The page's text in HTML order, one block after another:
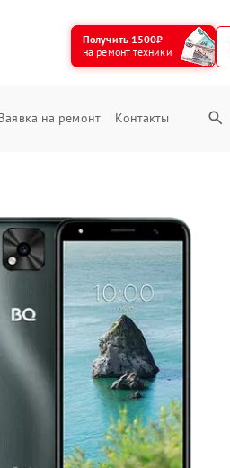
Получить 1500₽
на ремонт техники
на ремонт Контакты